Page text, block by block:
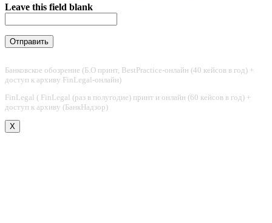
Leave this field blank
Банковское обозрение (Б.О принт, BestPractice-онлайн (40 кейсов в год) +
доступ к архиву FinLegal-онлайн)
FinLegal ( FinLegal (раз в полугодие) принт и онлайн (60 кейсов в год) +
доступ к архиву (БанкНадзор)
X